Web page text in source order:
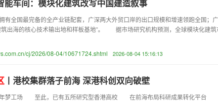
能车间：模块化建筑改写中国建造叙事
有全国最完备的全产业链配套，广深两大外贸口岸的出口规模和增速领跑全国；
筑出海的核心技术输出地和样板基地”。 据市场研究机构预测，全球模块化建筑
cj/2026/08-04/10671724.shtml 2026-08-04 15:16:13
丨港校集群落子前海 深港科创双向破壁
年梦工场 至此，已有五所研究型香港高校 在前海布局科研成果转化